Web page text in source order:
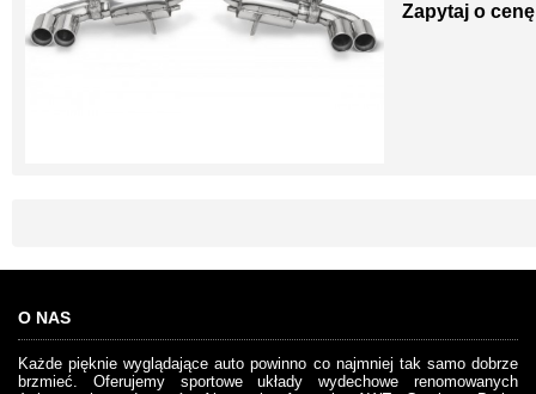
Zapytaj o cenę
O NAS
Każde pięknie wyglądające auto powinno co najmniej tak samo dobrze
brzmieć. Oferujemy sportowe układy wydechowe renomowanych